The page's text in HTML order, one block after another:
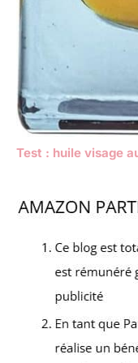
Test : huile visage